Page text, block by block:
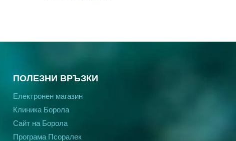
ПОЛЕЗНИ ВРЪЗКИ
Електронен магазин
Клиника Борола
Сайт на Борола
Програма Псоралек